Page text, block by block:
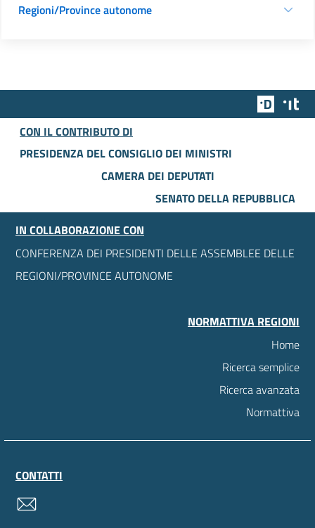
Regioni/Province autonome
Team
CON IL CONTRIBUTO DI
PRESIDENZA DEL CONSIGLIO DEI MINISTRI
CAMERA DEI DEPUTATI
SENATO DELLA REPUBBLICA
IN COLLABORAZIONE CON
CONFERENZA DEI PRESIDENTI DELLE ASSEMBLEE DELLE
REGIONI/PROVINCE AUTONOME
NORMATTIVA REGIONI
Home
Ricerca semplice
Ricerca avanzata
Normattiva
CONTATTI